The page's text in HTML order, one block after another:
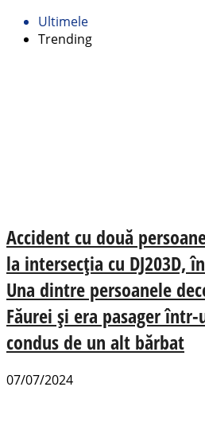
Ultimele
Trending
Accident cu două
la intersecția cu DJ203D,
Una dintre persoanele
Făurei și era pasager
condus de un alt bărbat
07/07/2024